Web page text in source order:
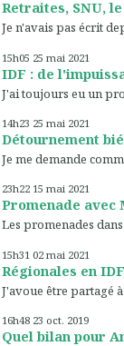
Retraites, SNU,
Je n'avais pas écrit
15h05 25 mai 2021
IDF : de
J'ai toujours eu un
14h23 25 mai 2021
Détournement
Je me demande
23h22 15 mai 2021
Promenade avec
Les promenades
15h31 02 mai 2021
Régionales en
J'avoue être partagé
16h48 23 oct. 2019
Quel bilan pour